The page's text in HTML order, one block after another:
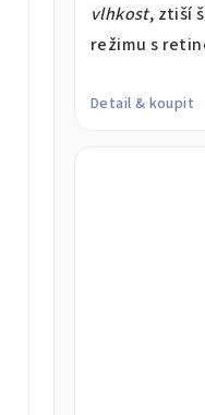
vlhkost, ztiší
režimu s
Detail & koupit